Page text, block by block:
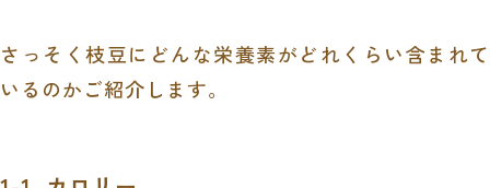
さっそく枝豆にどんな栄養素がどれくらい含まれて
いるのかご紹介します。